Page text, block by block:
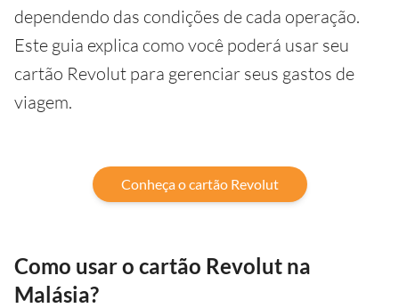
dependendo das condições de cada operação.
Este guia explica como você poderá usar seu
cartão Revolut para gerenciar seus gastos de
viagem.
Conheça o cartão Revolut
Como usar o cartão Revolut na
Malásia?